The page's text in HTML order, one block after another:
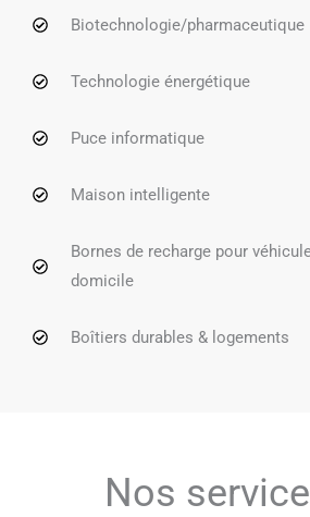
Biotechnologie/pharmaceutique
Technologie énergétique
Puce informatique
Maison intelligente
Bornes de recharge pour
domicile
Boîtiers durables & logements
Nos